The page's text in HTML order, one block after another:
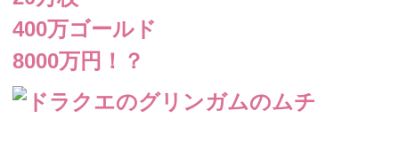
400万ゴールド
8000万円！？